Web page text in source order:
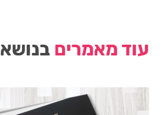
עוד מאמרים בנושא